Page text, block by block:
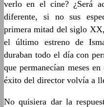
verlo en el cine? ¿Será
diferente, si no sus
primera mitad del siglo
el último estreno de
duraban todo el día con
que permanecían meses
éxito del director volvía a
No quisiera dar la